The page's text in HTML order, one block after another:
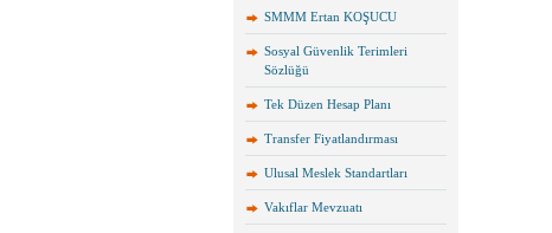
SMMM Ertan KOŞUCU
Sosyal Güvenlik Terimleri
Sözlüğü
Tek Düzen Hesap Planı
Transfer Fiyatlandırması
Ulusal Meslek Standartları
Vakıflar Mevzuatı